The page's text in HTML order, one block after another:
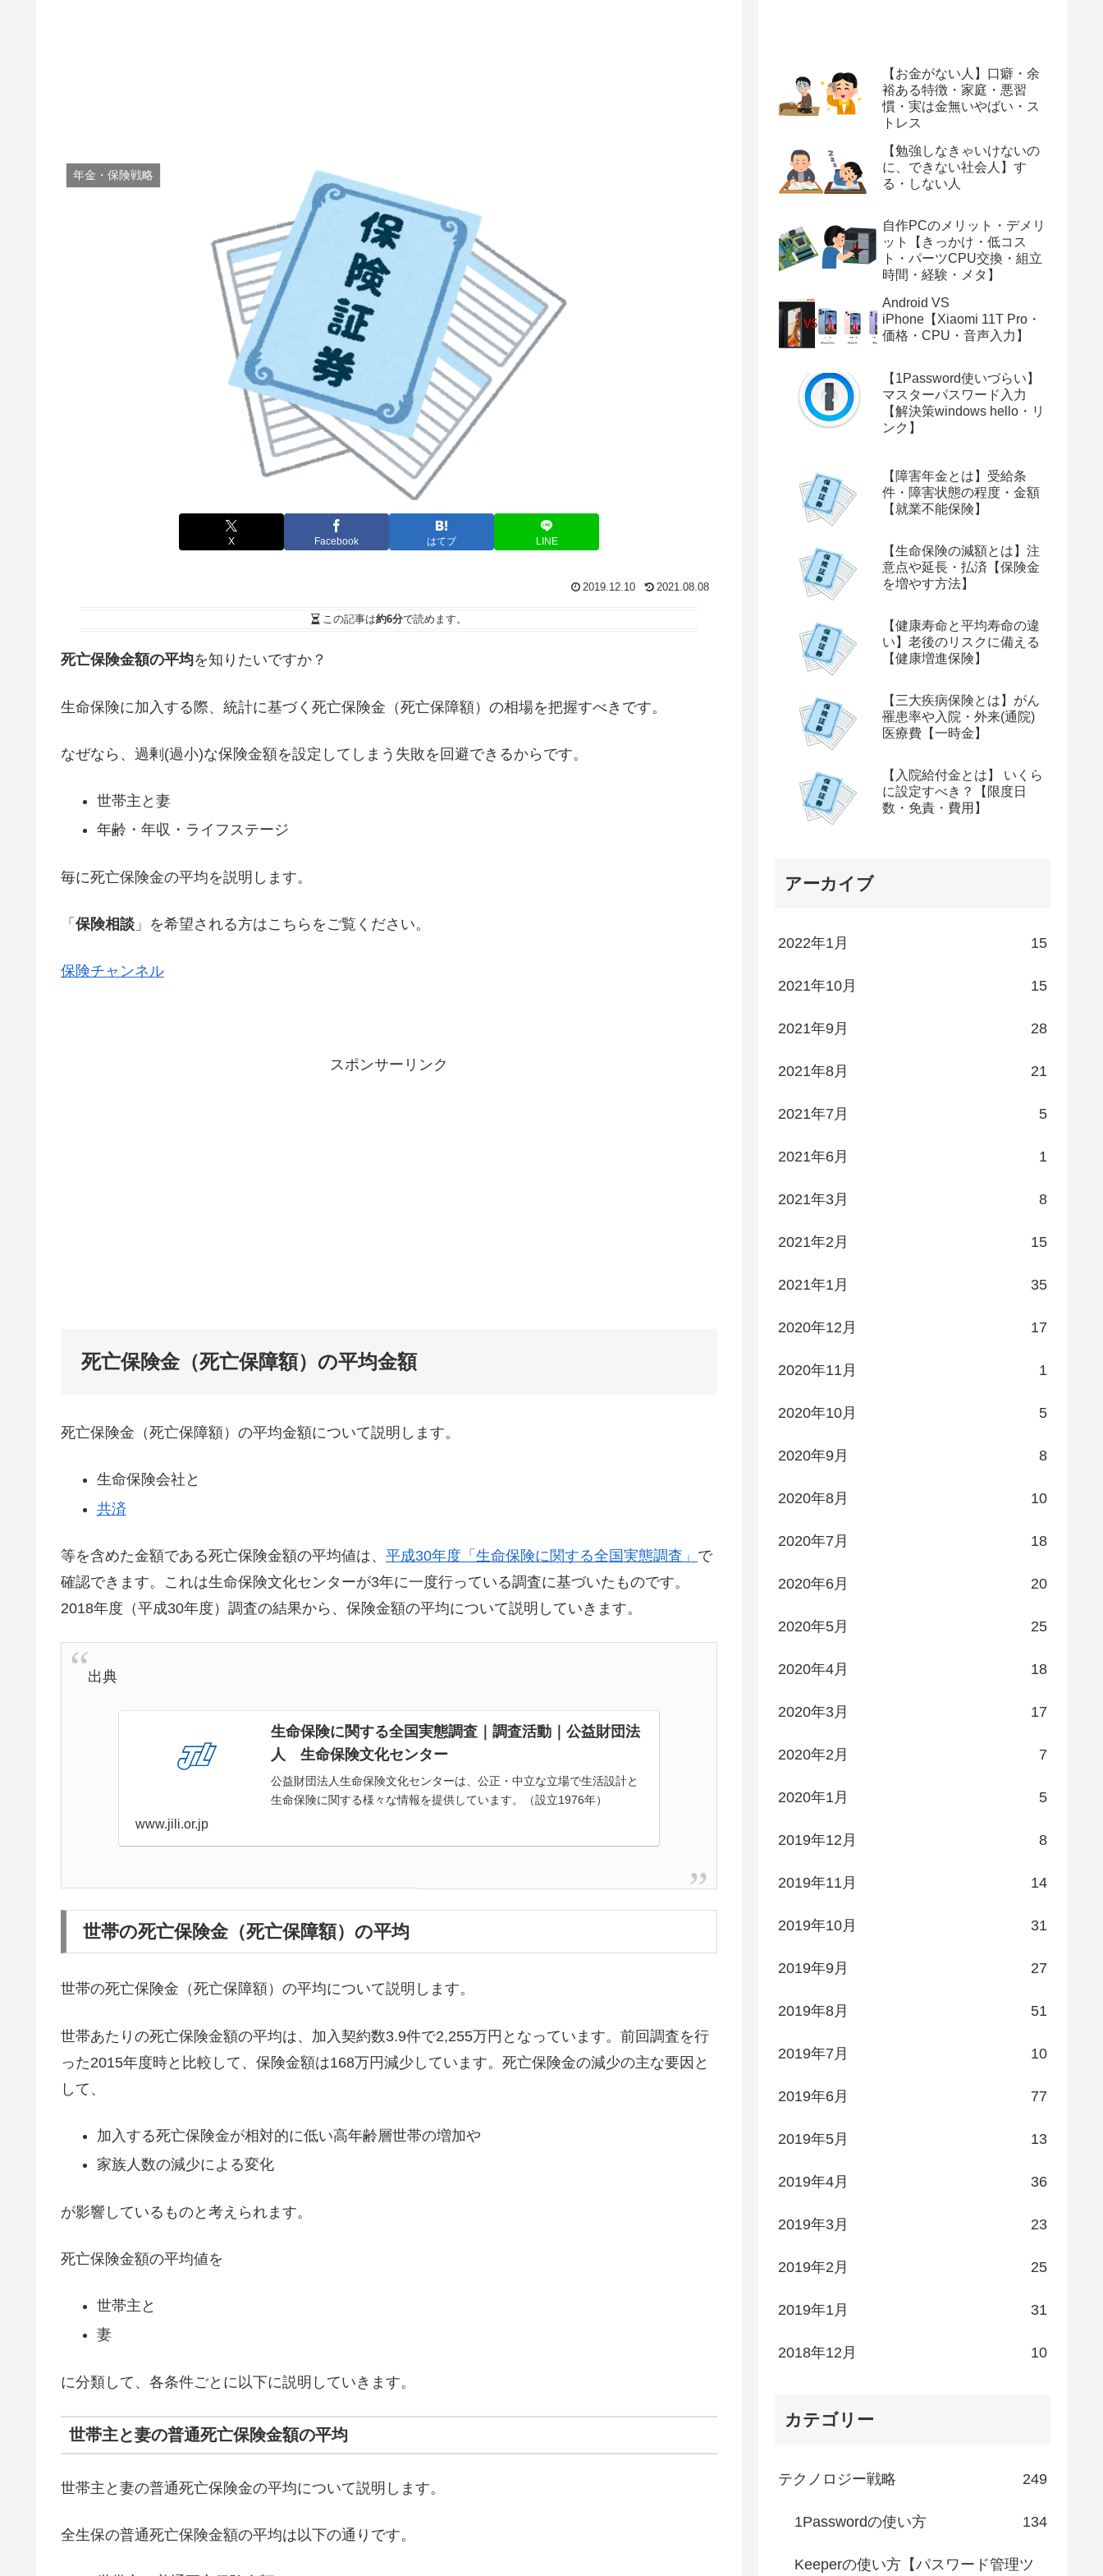
年金・保険戦略
X Facebook はてブ LINE
2019.12.10 2021.08.08
この記事は約6分で読めます。
死亡保険金額の平均を知りたいですか？
生命保険に加入する際、統計に基づく死亡保険金（死亡保障額）の相場を把握すべきです。
なぜなら、過剰(過小)な保険金額を設定してしまう失敗を回避できるからです。
世帯主と妻
年齢・年収・ライフステージ
毎に死亡保険金の平均を説明します。
「 保険相談 」を希望される方はこちらをご覧ください。
保険チャンネル
スポンサーリンク
死亡保険金（死亡保障額）の平均金額
死亡保険金（死亡保障額）の平均金額について説明します。
生命保険会社と
共済
等を含めた金額である死亡保険金額の平均値は、 平成30年度「生命保険に関する全国実態調査」 で
確認できます。これは生命保険文化センターが3年に一度行っている調査に基づいたものです。
2018年度（平成30年度）調査の結果から、保険金額の平均について説明していきます。
出典
生命保険に関する全国実態調査｜調査活動｜公益財団法
人 生命保険文化センター
公益財団法人生命保険文化センターは、公正・中立な立場で生活設計と
生命保険に関する様々な情報を提供しています。（設立1976年）
www.jili.or.jp
世帯の死亡保険金（死亡保障額）の平均
世帯の死亡保険金（死亡保障額）の平均について説明します。
世帯あたりの死亡保険金額の平均は、加入契約数3.9件で2,255万円となっています。前回調査を行
った2015年度時と比較して、保険金額は168万円減少しています。死亡保険金の減少の主な要因と
して、
加入する死亡保険金が相対的に低い高年齢層世帯の増加や
家族人数の減少による変化
が影響しているものと考えられます。
死亡保険金額の平均値を
世帯主と
妻
に分類して、各条件ごとに以下に説明していきます。
世帯主と妻の普通死亡保険金額の平均
世帯主と妻の普通死亡保険金の平均について説明します。
全生保の普通死亡保険金額の平均は以下の通りです。
【お金がない人】口癖・余
裕ある特徴・家庭・悪習
慣・実は金無いやばい・ス
トレス
【勉強しなきゃいけないの
に、できない社会人】す
る・しない人
自作PCのメリット・デメリ
ット【きっかけ・低コス
ト・パーツCPU交換・組立
時間・経験・メタ】
Android VS
iPhone【Xiaomi 11T Pro・
価格・CPU・音声入力】
【1Password使いづらい】
マスターパスワード入力
【解決策windows hello・リ
ンク】
【障害年金とは】受給条
件・障害状態の程度・金額
【就業不能保険】
【生命保険の減額とは】注
意点や延長・払済【保険金
を増やす方法】
【健康寿命と平均寿命の違
い】老後のリスクに備える
【健康増進保険】
【三大疾病保険とは】がん
罹患率や入院・外来(通院)
医療費【一時金】
【入院給付金とは】 いくら
に設定すべき？【限度日
数・免責・費用】
アーカイブ
2022年1月 15
2021年10月 15
2021年9月 28
2021年8月 21
2021年7月 5
2021年6月 1
2021年3月 8
2021年2月 15
2021年1月 35
2020年12月 17
2020年11月 1
2020年10月 5
2020年9月 8
2020年8月 10
2020年7月 18
2020年6月 20
2020年5月 25
2020年4月 18
2020年3月 17
2020年2月 7
2020年1月 5
2019年12月 8
2019年11月 14
2019年10月 31
2019年9月 27
2019年8月 51
2019年7月 10
2019年6月 77
2019年5月 13
2019年4月 36
2019年3月 23
2019年2月 25
2019年1月 31
2018年12月 10
カテゴリー
テクノロジー戦略 249
1Passwordの使い方 134
Keeperの使い方【パスワード管理ツ